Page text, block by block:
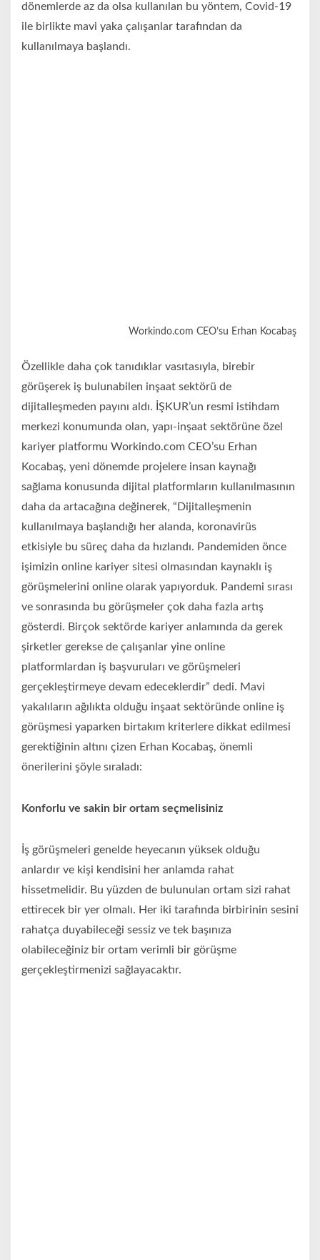
dönemlerde az da olsa kullanılan bu yöntem, Covid-19
ile birlikte mavi yaka çalışanlar tarafından da
kullanılmaya başlandı.
Workindo.com CEO’su Erhan Kocabaş
Özellikle daha çok tanıdıklar vasıtasıyla, birebir
görüşerek iş bulunabilen inşaat sektörü de
dijitalleşmeden payını aldı. İŞKUR’un resmi istihdam
merkezi konumunda olan, yapı-inşaat sektörüne özel
kariyer platformu Workindo.com CEO’su Erhan
Kocabaş, yeni dönemde projelere insan kaynağı
sağlama konusunda dijital platformların kullanılmasının
daha da artacağına değinerek, “Dijitalleşmenin
kullanılmaya başlandığı her alanda, koronavirüs
etkisiyle bu süreç daha da hızlandı. Pandemiden önce
işimizin online kariyer sitesi olmasından kaynaklı iş
görüşmelerini online olarak yapıyorduk. Pandemi sırası
ve sonrasında bu görüşmeler çok daha fazla artış
gösterdi. Birçok sektörde kariyer anlamında da gerek
şirketler gerekse de çalışanlar yine online
platformlardan iş başvuruları ve görüşmeleri
gerçekleştirmeye devam edeceklerdir” dedi. Mavi
yakalıların ağılıkta olduğu inşaat sektöründe online iş
görüşmesi yaparken birtakım kriterlere dikkat edilmesi
gerektiğinin altını çizen Erhan Kocabaş, önemli
önerilerini şöyle sıraladı:
Konforlu ve sakin bir ortam seçmelisiniz
İş görüşmeleri genelde heyecanın yüksek olduğu
anlardır ve kişi kendisini her anlamda rahat
hissetmelidir. Bu yüzden de bulunulan ortam sizi rahat
ettirecek bir yer olmalı. Her iki tarafında birbirinin sesini
rahatça duyabileceği sessiz ve tek başınıza
olabileceğiniz bir ortam verimli bir görüşme
gerçekleştirmenizi sağlayacaktır.